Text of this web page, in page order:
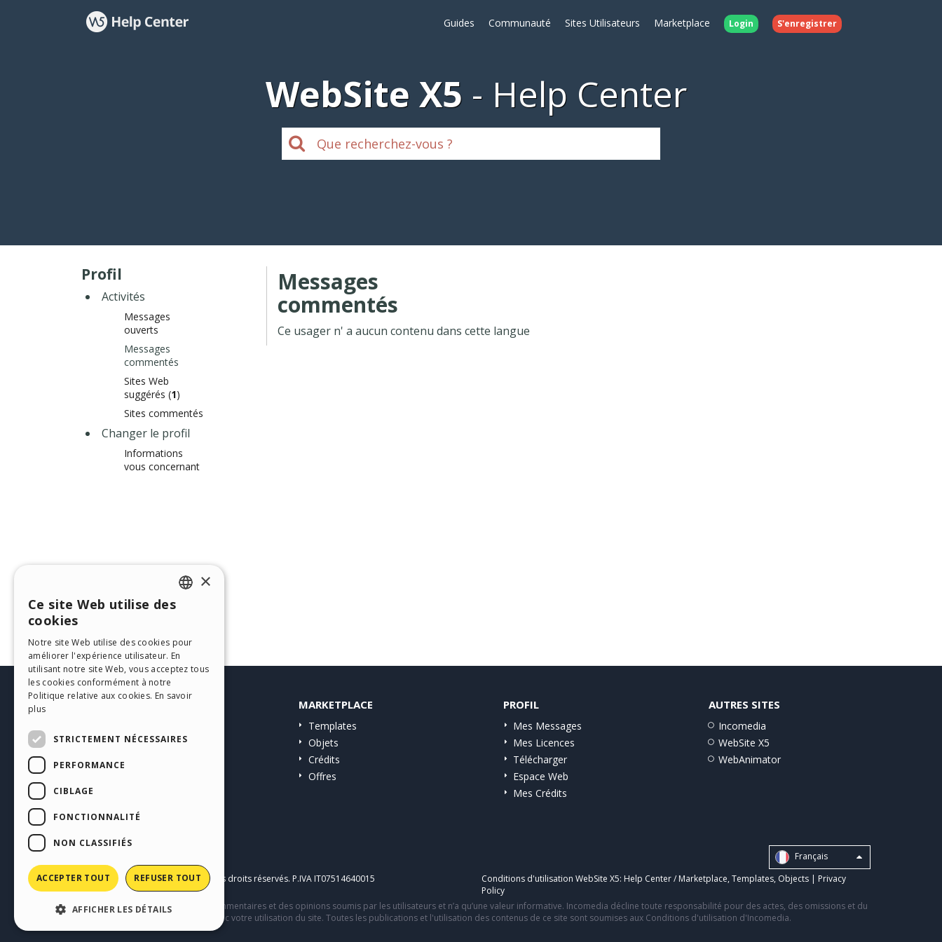
Guides Communauté Sites Utilisateurs Marketplace Login S'enregistrer
WebSite X5 Help Center
Profil
Activités
Messages
ouverts
Messages
commentés
Sites Web
suggérés (1)
Sites commentés
Changer le profil
Informations
vous concernant
Messages
commentés
Ce usager n' a aucun contenu dans cette langue
Communauté
Sites Utilisateurs
MARKETPLACE
Templates
Objets
Crédits
Offres
PROFIL
Mes Messages
Mes Licences
Télécharger
Espace Web
Mes Crédits
AUTRES SITES
Incomedia
WebSite X5
WebAnimator
Français
Copyright © 2026Incomedia s.r.l. Tous droits réservés. P.IVA IT07514640015 Conditions d'utilisation WebSite X5: Help Center / Marketplace, Templates, Objects | Privacy
Policy
Ce site contient des contenus, des commentaires et des opinions soumis par les utilisateurs et n’a qu’une valeur informative. Incomedia décline toute responsabilité pour des actes, des omissions et du
comportement de tiers en relation avec votre utilisation du site. Toutes les publications et l'utilisation des contenus de ce site sont soumises aux Conditions d'utilisation d'Incomedia.
ENGLISH
GERMAN
SPANISH
×
Ce site Web utilise des
cookies
Notre site Web utilise des cookies pour
améliorer l'expérience utilisateur. En
utilisant notre site Web, vous acceptez tous
les cookies conformément à notre
Politique relative aux cookies. En savoir
plus
STRICTEMENT NÉCESSAIRES
PERFORMANCE
CIBLAGE
FONCTIONNALITÉ
NON CLASSIFIÉS
ACCEPTER TOUT REFUSER TOUT
AFFICHER LES DÉTAILS